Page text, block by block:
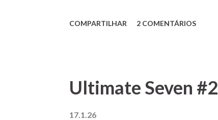
COMPARTILHAR 2 COMENTÁRIOS
Ultimate Seven #2
17.1.26